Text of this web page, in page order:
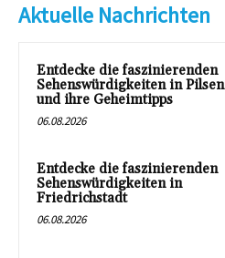
Aktuelle Nachrichten
Entdecke die faszinierenden
Sehenswürdigkeiten in Pilsen
und ihre Geheimtipps
06.08.2026
Entdecke die faszinierenden
Sehenswürdigkeiten in
Friedrichstadt
06.08.2026